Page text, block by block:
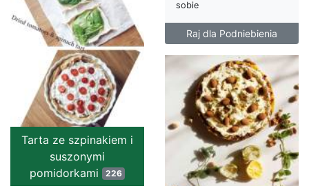
sobie
Raj dla Podniebienia
Tarta ze szpinakiem i
suszonymi
pomidorkami
226